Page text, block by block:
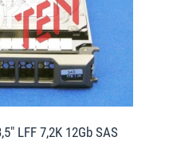
LFF 7,2K 12Gb SAS